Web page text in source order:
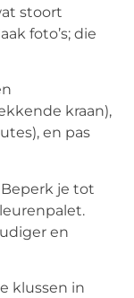
stoort
foto’s; die
kraan),
en pas
Beperk je tot
en
klussen in